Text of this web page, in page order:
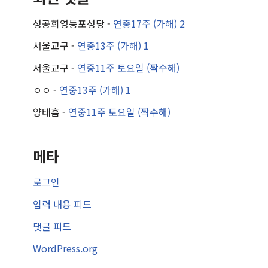
성공회영등포성당- 연중17주 (가해) 2
서울교구 - 연중13주 (가해) 1
서울교구 - 연중11주 토요일 (짝수해)
ㅇㅇ - 연중13주 (가해) 1
양태흠 - 연중11주 토요일 (짝수해)
메타
로그인
입력 내용 피드
댓글 피드
WordPress.org